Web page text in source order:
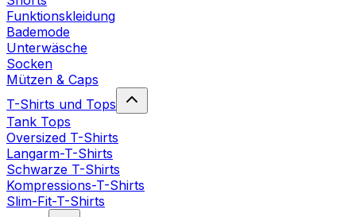
Funktionskleidung
Bademode
Unterwäsche
Socken
Mützen & Caps
T-Shirts und Tops
Tank Tops
Oversized T-Shirts
Langarm-T-Shirts
Schwarze T-Shirts
Kompressions-T-Shirts
Slim-Fit-T-Shirts